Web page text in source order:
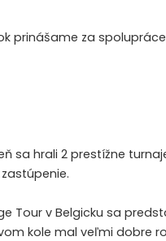
prinášame za spolupráce
sa hrali 2 prestížne
Tour v Belgicku sa
kole mal veľmi dobre